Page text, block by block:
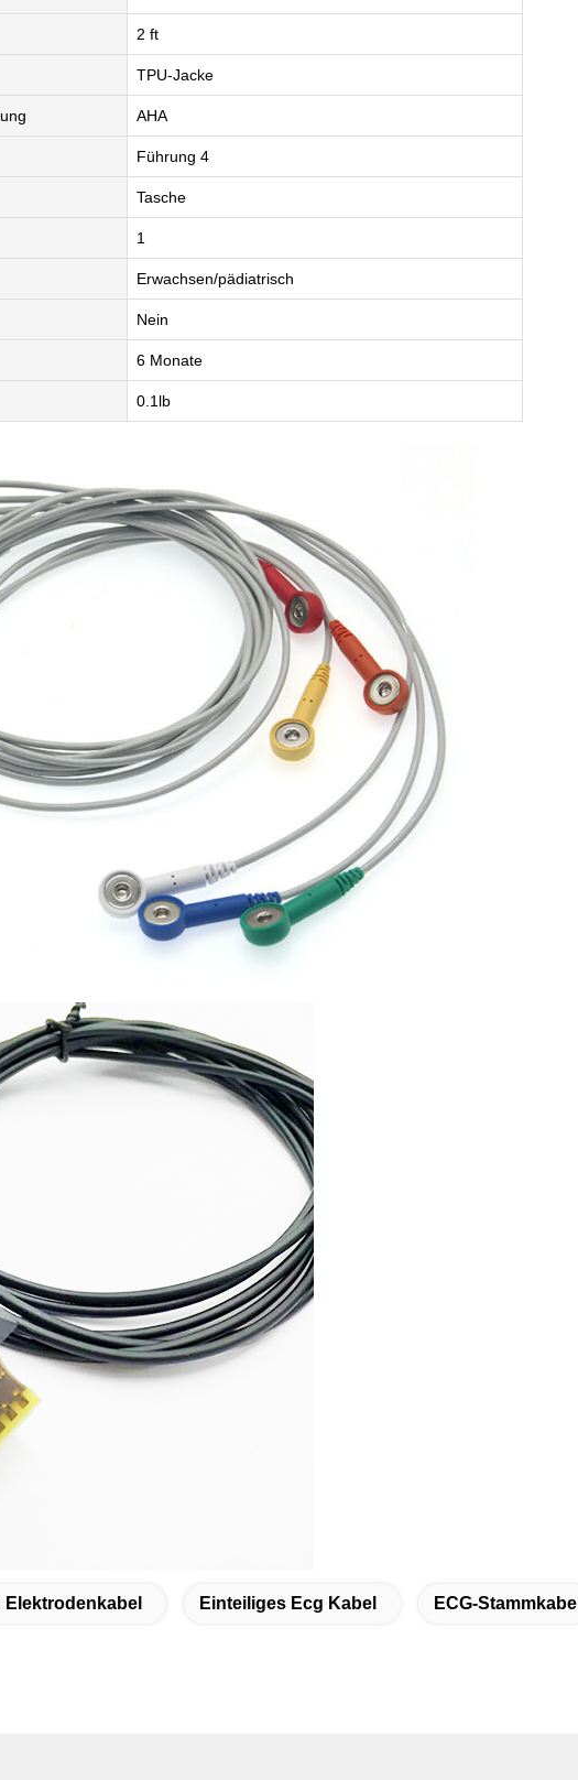
2 ft
TPU-Jacke
AHA
Führung 4
Tasche
1
Erwachsen/pädiatrisch
Nein
6 Monate
0.1lb
Elektrodenkabel Einteiliges Ecg Kabel ECG-Stammkabel